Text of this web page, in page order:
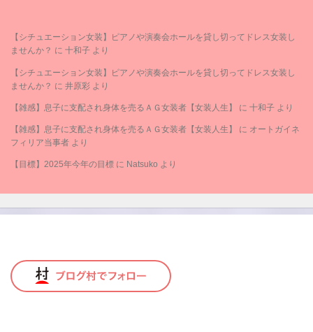
【シチュエーション女装】ピアノや演奏会ホールを貸し切ってドレス女装し
ませんか？ に 十和子 より
【シチュエーション女装】ピアノや演奏会ホールを貸し切ってドレス女装し
ませんか？ に 井原彩 より
【雑感】息子に支配され身体を売るＡＧ女装者【女装人生】 に 十和子 より
【雑感】息子に支配され身体を売るＡＧ女装者【女装人生】 に オートガイネ
フィリア当事者 より
【目標】2025年今年の目標 に Natsuko より